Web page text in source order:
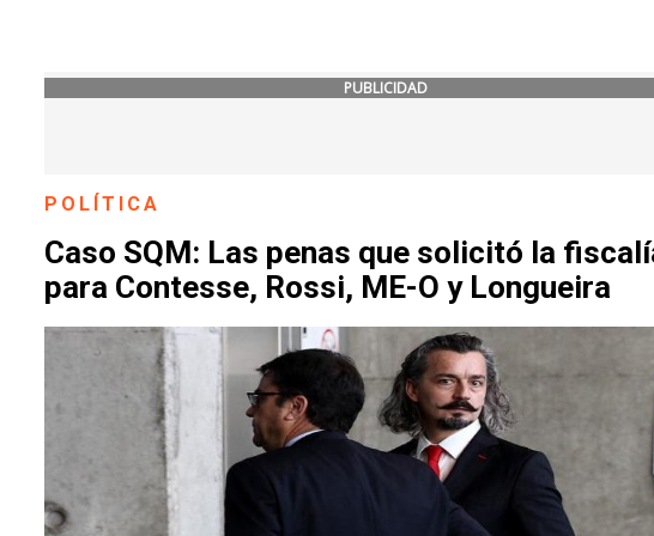
PUBLICIDAD
POLÍTICA
Caso SQM: Las penas que solicitó la
para Contesse, Rossi, ME-O y Longueira